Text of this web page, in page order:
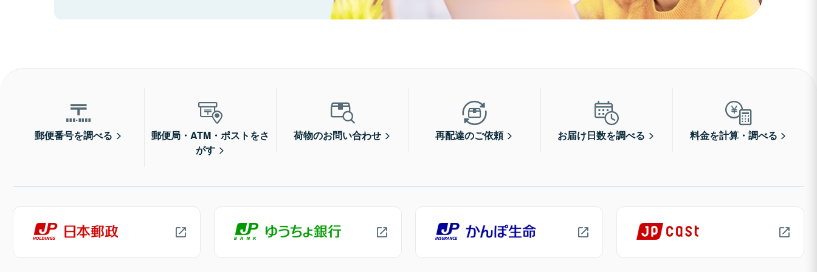
郵便番号を調べる
郵便局・ATM・ポストをさ
がす
荷物のお問い合わせ 再配達のご依頼 お届け日数を調べる 料金を計算・調べる